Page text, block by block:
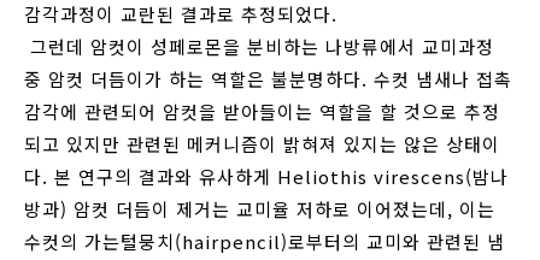
감각과정이 교란된 결과로 추정되었다.
그런데 암컷이 성페로몬을 분비하는 나방류에서 교미과정
중 암컷 더듬이가 하는 역할은 불분명하다. 수컷 냄새나 접촉
감각에 관련되어 암컷을 받아들이는 역할을 할 것으로 추정
되고 있지만 관련된 메커니즘이 밝혀져 있지는 않은 상태이
다. 본 연구의 결과와 유사하게 Heliothis virescens(밤나
방과) 암컷 더듬이 제거는 교미율 저하로 이어졌는데, 이는
수컷의 가는털뭉치(hairpencil)로부터의 교미와 관련된 냄